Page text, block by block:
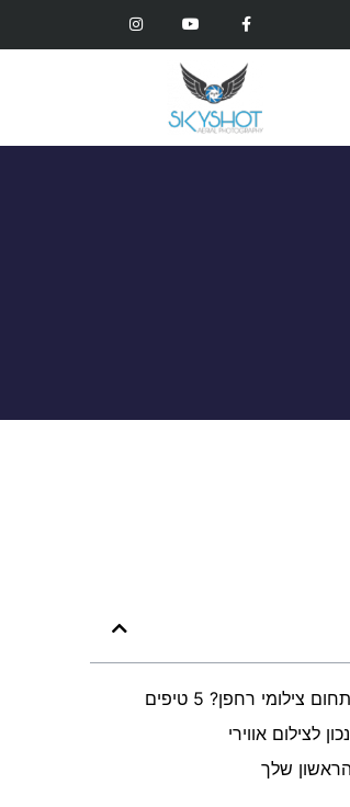
רחפן? 5 טיפים
לצילום אווירי
שלך